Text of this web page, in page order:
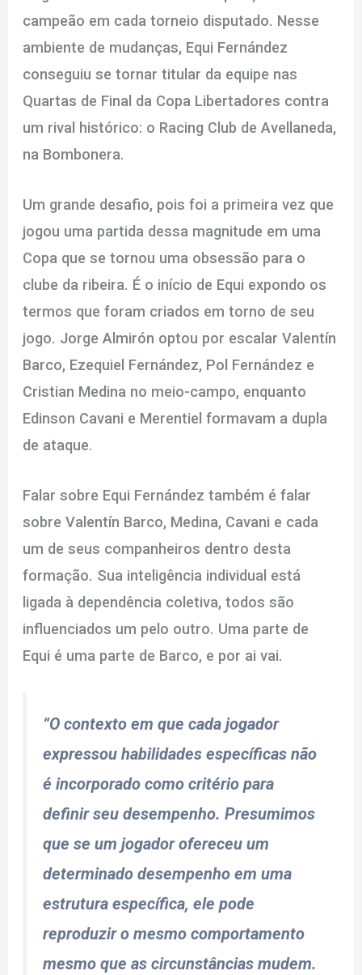
campeão em cada torneio disputado. Nesse
ambiente de mudanças, Equi Fernández
conseguiu se tornar titular da equipe nas
Quartas de Final da Copa Libertadores contra
um rival histórico: o Racing Club de Avellaneda,
na Bombonera.
Um grande desafio, pois foi a primeira vez que
jogou uma partida dessa magnitude em uma
Copa que se tornou uma obsessão para o
clube da ribeira. É o início de Equi expondo os
termos que foram criados em torno de seu
jogo. Jorge Almirón optou por escalar Valentín
Barco, Ezequiel Fernández, Pol Fernández e
Cristian Medina no meio-campo, enquanto
Edinson Cavani e Merentiel formavam a dupla
de ataque.
Falar sobre Equi Fernández também é falar
sobre Valentín Barco, Medina, Cavani e cada
um de seus companheiros dentro desta
formação. Sua inteligência individual está
ligada à dependência coletiva, todos são
influenciados um pelo outro. Uma parte de
Equi é uma parte de Barco, e por ai vai.
“O contexto em que cada jogador
expressou habilidades específicas não
é incorporado como critério para
definir seu desempenho. Presumimos
que se um jogador ofereceu um
determinado desempenho em uma
estrutura específica, ele pode
reproduzir o mesmo comportamento
mesmo que as circunstâncias mudem.